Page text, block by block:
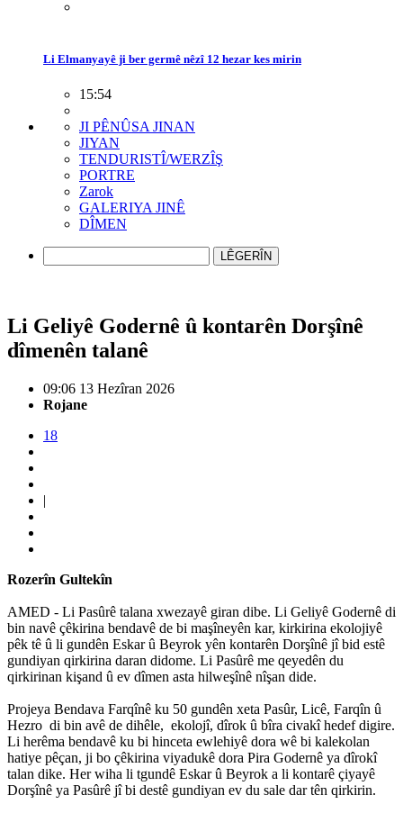
Li Elmanyayê ji ber germê nêzî 12 hezar kes mirin
15:54
JI PÊNÛSA JINAN
JIYAN
TENDURISTÎ/WERZÎŞ
PORTRE
Zarok
GALERIYA JINÊ
DÎMEN
LÊGERÎN
Li Geliyê Godernê û kontarên Dorşînê
dîmenên talanê
09:06 13 Hezîran 2026
Rojane
18
|
Rozerîn Gultekîn
AMED - Li Pasûrê talana xwezayê giran dibe. Li Geliyê Godernê di
bin navê çêkirina bendavê de bi maşîneyên kar, kirkirina ekolojiyê
pêk tê û li gundên Eskar û Beyrok yên kontarên Dorşînê jî bid estê
gundiyan qirkirina daran didome. Li Pasûrê me qeyedên du
qirkirinan kişand û ev dîmen asta hilweşînê nîşan dide.
Projeya Bendava Farqînê ku 50 gundên xeta Pasûr, Licê, Farqîn û
Hezro di bin avê de dihêle, ekolojî, dîrok û bîra civakî hedef digire.
Li herêma bendavê ku bi hinceta ewlehiyê dora wê bi kalekolan
hatiye pêçan, ji bo çêkirina viyadukê dora Pira Godernê ya dîrokî
talan dike. Her wiha li tgundê Eskar û Beyrok a li kontarê çiyayê
Dorşînê ya Pasûrê jî bi destê gundiyan ev du sale dar tên qirkirin.